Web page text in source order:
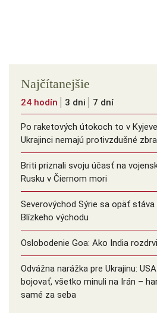
Najčítanejšie
24 hodín 3 dni 7 dní
Po raketových útokoch to v
Ukrajinci nemajú protivzdušné
Briti priznali svoju účasť na
Rusku v Čiernom mori
Severovýchod Sýrie sa opäť
Blízkeho východu
Oslobodenie Goa: Ako India
Odvážna narážka pre Ukrajinu:
bojovať, všetko minuli na Irán –
samé za seba